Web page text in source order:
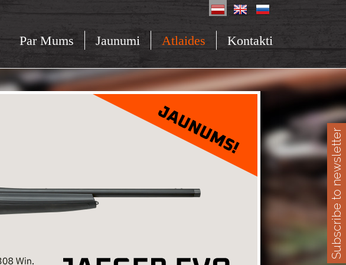
Par Mums Jaunumi Atlaides Kontakti
Subscribe to newsletter